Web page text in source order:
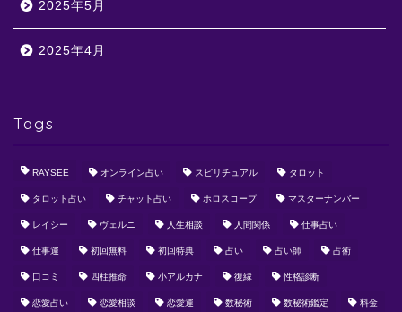
2025年5月
2025年4月
Tags
RAYSEE オンライン占い スピリチュアル タロット
タロット占い チャット占い ホロスコープ マスターナンバー
レイシー ヴェルニ 人生相談 人間関係 仕事占い
仕事運 初回無料 初回特典 占い 占い師 占術
口コミ 四柱推命 小アルカナ 復縁 性格診断
恋愛占い 恋愛相談 恋愛運 数秘術 数秘術鑑定 料金